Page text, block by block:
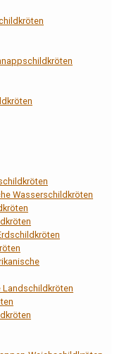
Wasserschildkröten